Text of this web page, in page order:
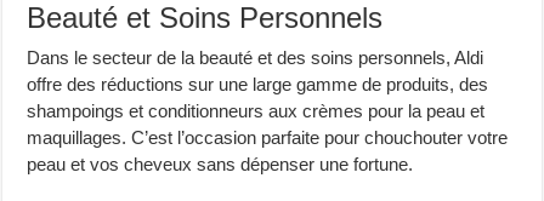
Beauté et Soins Personnels
Dans le secteur de la beauté et des soins personnels, Aldi
offre des réductions sur une large gamme de produits, des
shampoings et conditionneurs aux crèmes pour la peau et
maquillages. C’est l’occasion parfaite pour chouchouter votre
peau et vos cheveux sans dépenser une fortune.